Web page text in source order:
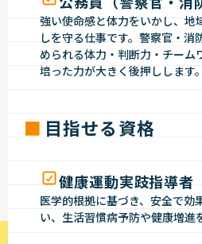
強い使命感と体力をいかし、地
しを守る仕事です。警察官・消
められる体力・判断力・チーム
培った力が大きく後押しします。
目指せる資格
健康運動実跂指導者
医学的根拠に基づき、安全で効
い、生活習慣病予防や健康増進